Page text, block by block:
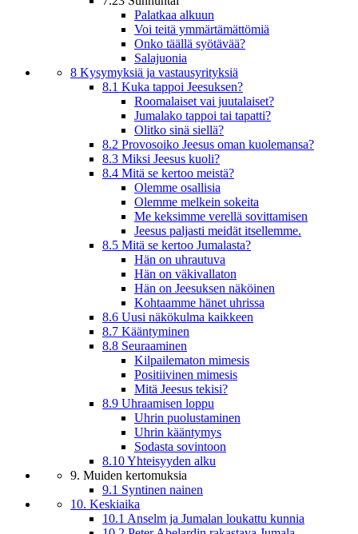
Palatkaa alkuun
Voi teitä ymmärtämättömiä
Onko täällä syötävää?
Salajuonia
8 Kysymyksiä ja vastausyrityksiä
8.1 Kuka tappoi Jeesuksen?
Roomalaiset vai juutalaiset?
Jumalako tappoi tai tapatti?
Olitko sinä siellä?
8.2 Provosoiko Jeesus oman kuolemansa?
8.3 Miksi Jeesus kuoli?
8.4 Mitä se kertoo meistä?
Olemme osallisia
Olemme melkein sokeita
Me keksimme verellä sovittamisen
Jeesus paljasti meidät itsellemme.
8.5 Mitä se kertoo Jumalasta?
Hän on uhrautuva
Hän on väkivallaton
Hän on Jeesuksen näköinen
Kohtaamme hänet uhrissa
8.6 Uusi näkökulma kaikkeen
8.7 Kääntyminen
8.8 Seuraaminen
Kilpailematon mimesis
Positiivinen mimesis
Mitä Jeesus tekisi?
8.9 Uhraamisen loppu
Uhrin puolustaminen
Uhrin kääntymys
Sodasta sovintoon
8.10 Yhteisyyden alku
9. Muiden kertomuksia
9.1 Syntinen nainen
10. Keskiaika
10.1 Anselm ja Jumalan loukattu kunnia